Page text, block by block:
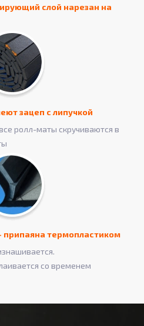
слой нарезан на
зацеп с липучкой
ролл-маты скручиваются в
припаяна термопластиком
со временем